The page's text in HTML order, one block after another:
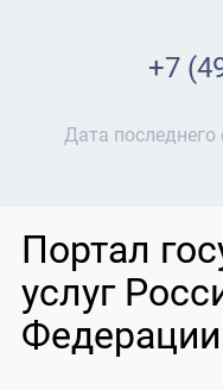
+7
Дата последнего
Портал
услуг
Федерации